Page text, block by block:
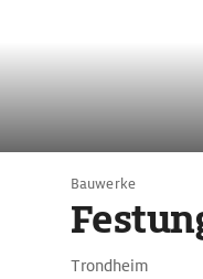
Bauwerke
Trondheim